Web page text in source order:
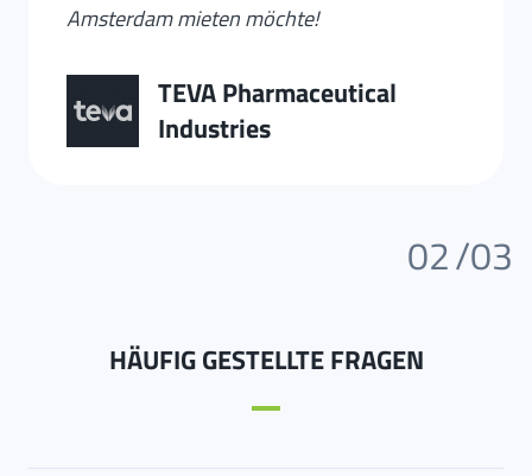
02/03
Amsterdam mieten möchte!
TEVA Pharmaceutical
Industries
HÄUFIG GESTELLTE FRAGEN